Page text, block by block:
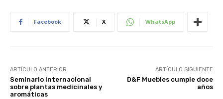
Facebook X WhatsApp
ARTÍCULO ANTERIOR
Seminario internacional
sobre plantas medicinales y
aromáticas
ARTÍCULO SIGUIENTE
D&F Muebles cumple doce
años